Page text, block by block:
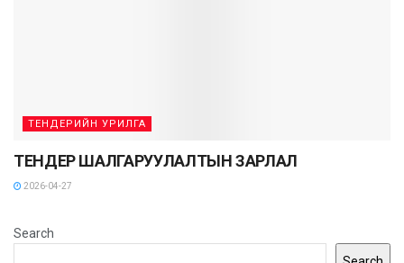
ТЕНДЕРИЙН УРИЛГА
ТЕНДЕР ШАЛГАРУУЛАЛТЫН ЗАРЛАЛ
2026-04-27
Search